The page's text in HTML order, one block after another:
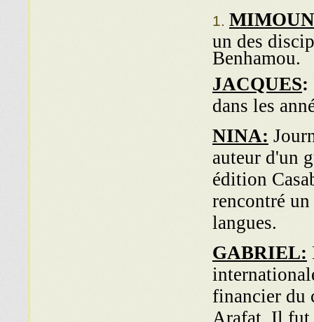
MIMOUN
un des
Benhamou.
JACQUES:
dans les
NINA:
auteur d'un
édition
rencontré
langues.
GABRIEL:
financier du
Arafat. Il fut